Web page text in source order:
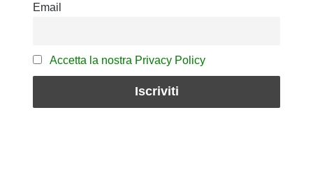
Email
Accetta la nostra Privacy Policy